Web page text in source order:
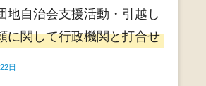
｜熊本県上益城
｜災害ボランテ
地自治会支援活動・引越し
に関して行政機関と打合せ
日